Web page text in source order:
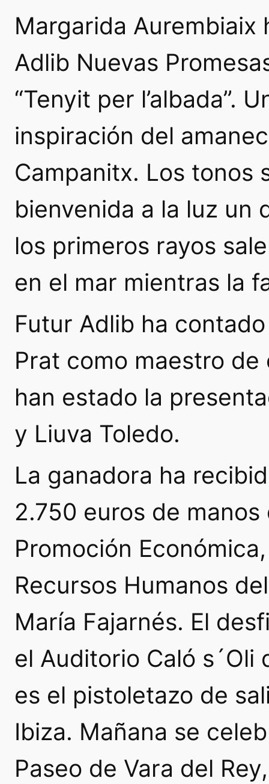
Margarida Aurembiaix
Adlib Nuevas
“Tenyit per l’albada”.
inspiración del
Campanitx. Los tonos
bienvenida a la luz un
los primeros rayos
en el mar mientras la
Futur Adlib ha
Prat como maestro
han estado la
y Liuva Toledo.
La ganadora ha
2.750 euros de
Promoción
Recursos Humanos
María Fajarnés. El
el Auditorio Caló s´Oli
es el pistoletazo de
Ibiza. Mañana se
Paseo de Vara del